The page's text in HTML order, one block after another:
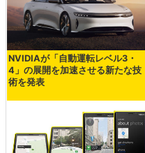
NVIDIAが「自動運転レベル3・
4」の展開を加速させる新たな技
術を発表